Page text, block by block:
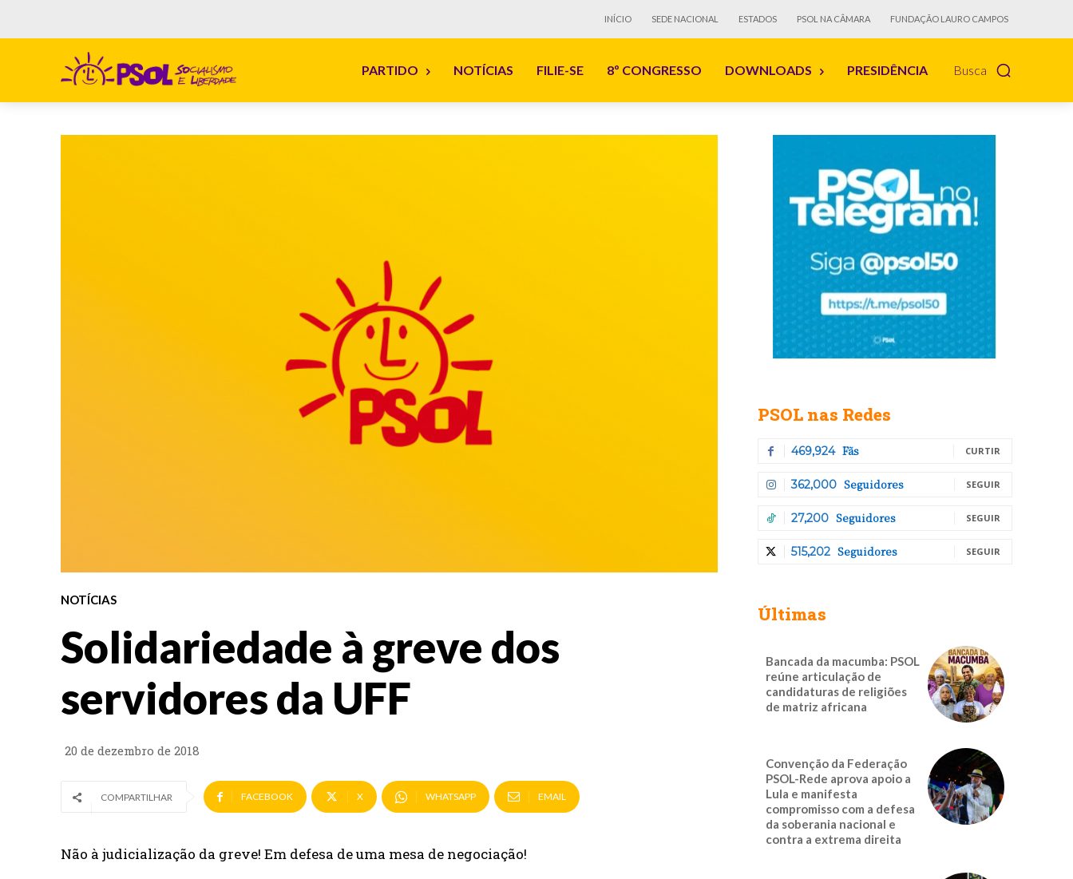
INÍCIO SEDE NACIONAL ESTADOS PSOL NA CÂMARA FUNDAÇÃO LAURO CAMPOS
Busca
PARTIDO NOTÍCIAS FILIE-SE 8º CONGRESSO DOWNLOADS PRESIDÊNCIA
NOTÍCIAS
Solidariedade à greve dos
servidores da UFF
20 de dezembro de 2018
COMPARTILHAR FACEBOOK X WHATSAPP EMAIL
Não à judicialização da greve! Em defesa de uma mesa de negociação!
PSOL nas Redes
469,924 Fãs CURTIR
362,000 Seguidores SEGUIR
27,200 Seguidores SEGUIR
515,202 Seguidores SEGUIR
Últimas
Bancada da macumba: PSOL
reúne articulação de
candidaturas de religiões
de matriz africana
Convenção da Federação
PSOL-Rede aprova apoio a
Lula e manifesta
compromisso com a defesa
da soberania nacional e
contra a extrema direita